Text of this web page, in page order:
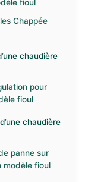
fioul
Chappée
chaudière
pour
fioul
chaudière
panne sur
modèle fioul